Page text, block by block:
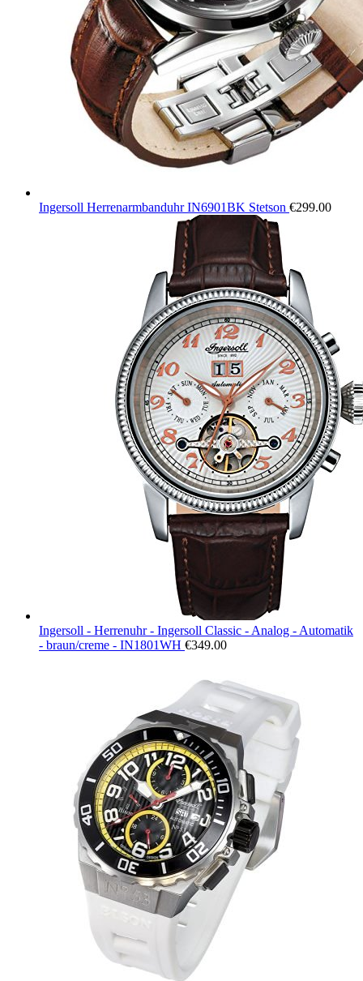
Ingersoll Herrenarmbanduhr IN6901BK Stetson €299.00
Ingersoll - Herrenuhr - Ingersoll Classic - Analog - Automatik
- braun/creme - IN1801WH €349.00